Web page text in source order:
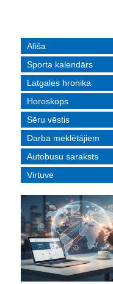
Afiša
Sporta kalendārs
Latgales hronika
Horoskops
Sēru vēstis
Darba meklētājiem
Autobusu saraksts
Virtuve